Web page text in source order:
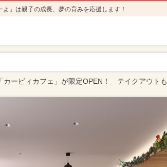
」は親子の成長、夢の育みを応援します！
カービィカフェ」が限定OPEN！ テイクアウトも